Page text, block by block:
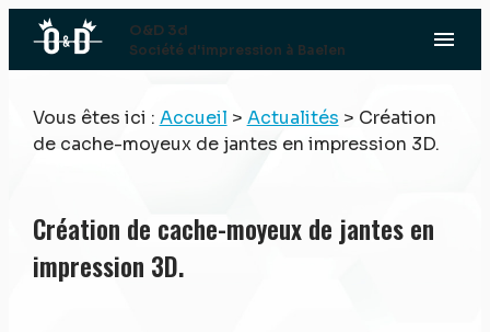
O&D 3d
Société d'impression à Baelen menu
Vous êtes ici : Accueil > Actualités > Création
de cache-moyeux de jantes en impression 3D.
Création de cache-moyeux de jantes en
impression 3D.
Panneau de gestion des cookies